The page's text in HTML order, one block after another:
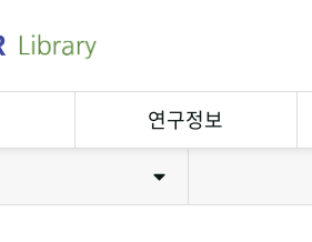
연구정보
연구자